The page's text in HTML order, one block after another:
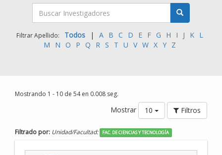
Filtrar Apellido: Todos | A B C D E F G H I J K L
M
N O P Q R S T U V W X Y Z
Mostrando 1 - 10 de 54 en 0.008 seg.
Mostrar 10 Filtros
Filtrado por: Unidad/Facultad: FAC. DE CIENCIAS Y TECNOLOGÍA